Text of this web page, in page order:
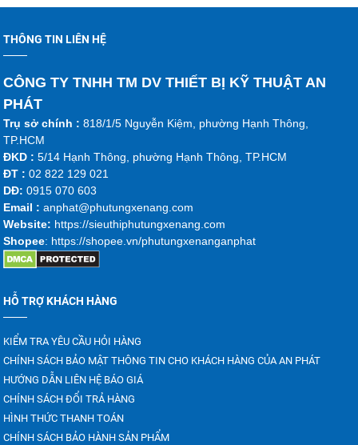
THÔNG TIN LIÊN HỆ
CÔNG TY TNHH TM DV THIẾT BỊ KỸ THUẬT AN
PHÁT
Trụ sở chính : 818/1/5 Nguyễn Kiệm, phường Hạnh Thông,
TP.HCM
ĐKD :5/14 Hạnh Thông, phường Hạnh Thông, TP.HCM
ĐT : 02 822 129 021
DĐ:0915 070 603
Email :anphat@phutungxenang.com
Website: https://sieuthiphutungxenang.com
Shopee: https://shopee.vn/phutungxenanganphat
HỖ TRỢ KHÁCH HÀNG
KIỂM TRA YÊU CẦU HỎI HÀNG
CHÍNH SÁCH BẢO MẬT THÔNG TIN CHO KHÁCH HÀNG CỦA AN PHÁT
HƯỚNG DẪN LIÊN HỆ BÁO GIÁ
CHÍNH SÁCH ĐỔI TRẢ HÀNG
HÌNH THỨC THANH TOÁN
CHÍNH SÁCH BẢO HÀNH SẢN PHẨM